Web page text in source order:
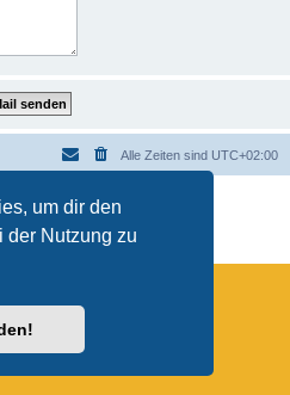
um dir den
der Nutzung zu
Alle Zeiten sind UTC+02:00
Software © phpBB Limited
durch
Nutzungsbedingungen